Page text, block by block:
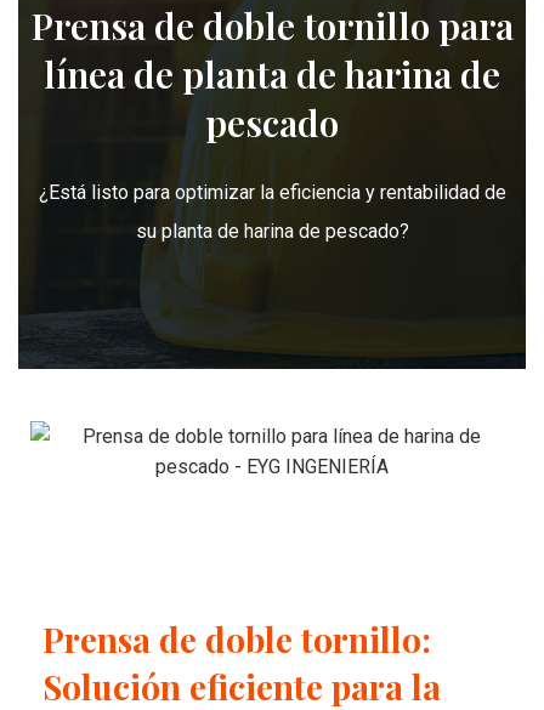
Prensa de doble tornillo para
línea de planta de harina de
pescado
¿Está listo para optimizar la eficiencia y rentabilidad de
su planta de harina de pescado?
Prensa de doble tornillo:
Solución eficiente para la